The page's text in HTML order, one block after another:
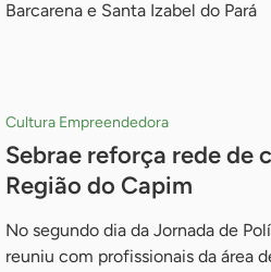
Barcarena e Santa Izabel do Pará
Cultura Empreendedora
Sebrae reforça rede de
Região do Capim
No segundo dia da Jornada de
reuniu com profissionais da área